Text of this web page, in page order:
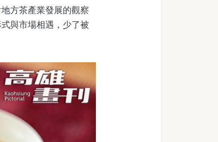
方茶產業發展的觀察
與市場相遇，少了被